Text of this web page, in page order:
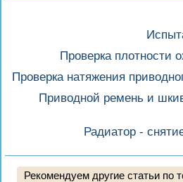
Проверка плотности
Проверка натяжения
Приводной ремень и
Радиатор -
Рекомендуем другие статьи по